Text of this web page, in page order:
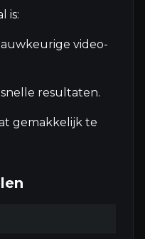
is:
video-
resultaten.
gemakkelijk te